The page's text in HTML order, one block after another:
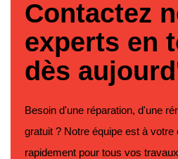
Contactez
experts en
dès
Besoin d'une réparation, d'une
gratuit ? Notre équipe est à votre
rapidement pour tous vos